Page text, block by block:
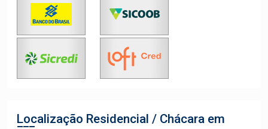
Localização Residencial / Chácara em